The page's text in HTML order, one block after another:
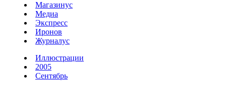
Магазинус
Медиа
Экспресс
Иронов
Журналус
Иллюстрации
2005
Сентябрь